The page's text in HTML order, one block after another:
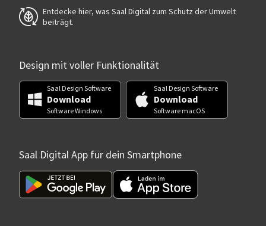
Entdecke hier, was Saal Digital zum Schutz der Umwelt
beiträgt.
Design mit voller Funktionalität
Saal Design Software
Download
Software Windows
Saal Design Software
Download
Software macOS
Saal Digital App für dein Smartphone